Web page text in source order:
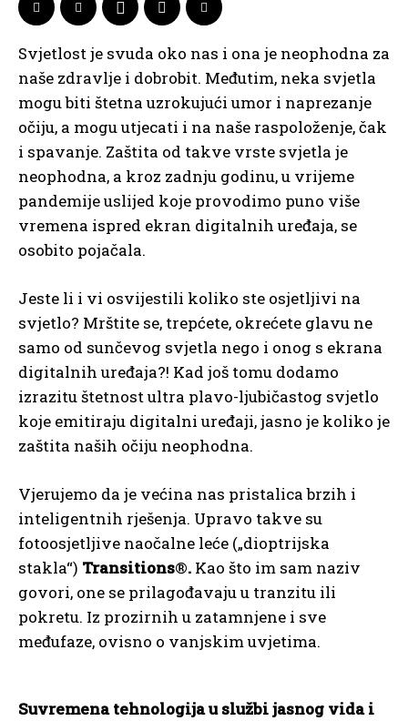
Svjetlost je svuda oko nas i ona je neophodna za
naše zdravlje i dobrobit. Međutim, neka svjetla
mogu biti štetna uzrokujući umor i naprezanje
očiju, a mogu utjecati i na naše raspoloženje, čak
i spavanje. Zaštita od takve vrste svjetla je
neophodna, a kroz zadnju godinu, u vrijeme
pandemije uslijed koje provodimo puno više
vremena ispred ekran digitalnih uređaja, se
osobito pojačala.
Jeste li i vi osvijestili koliko ste osjetljivi na
svjetlo? Mrštite se, trepćete, okrećete glavu ne
samo od sunčevog svjetla nego i onog s ekrana
digitalnih uređaja?! Kad još tomu dodamo
izrazitu štetnost ultra plavo-ljubičastog svjetlo
koje emitiraju digitalni uređaji, jasno je koliko je
zaštita naših očiju neophodna.
Vjerujemo da je većina nas pristalica brzih i
inteligentnih rješenja. Upravo takve su
fotoosjetljive naočalne leće („dioptrijska
stakla“) Transitions®. Kao što im sam naziv
govori, one se prilagođavaju u tranzitu ili
pokretu. Iz prozirnih u zatamnjene i sve
međufaze, ovisno o vanjskim uvjetima.
Suvremena tehnologija u službi jasnog vida i